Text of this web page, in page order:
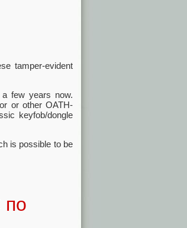
tamper-evident
few years now.
or other OATH-
keyfob/dongle
is possible to be
по